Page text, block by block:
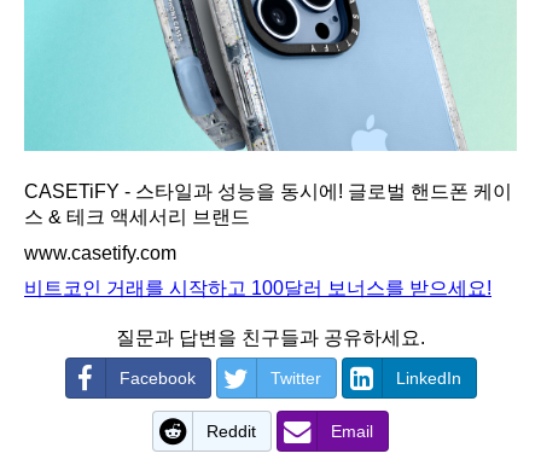
CASETiFY - 스타일과 성능을 동시에! 글로벌 핸드폰 케이
스 & 테크 액세서리 브랜드
www.casetify.com
비트코인 거래를 시작하고 100달러 보너스를 받으세요!
질문과 답변을 친구들과 공유하세요.
Facebook Twitter LinkedIn
Reddit Email